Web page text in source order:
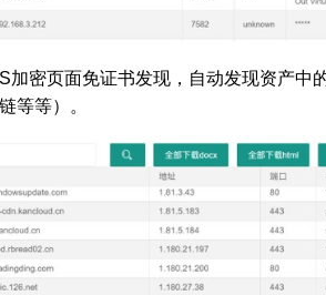
加密页面免证书发现，自动发现资产
等等）。